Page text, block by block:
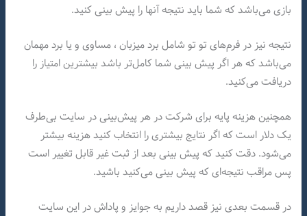
بازی می‌باشد که شما باید نتیجه آنها را پیش بینی کنید.
نتیجه نیز در فرم‌های تو تو شامل برد میزبان ، مساوی و یا برد مهمان
می‌باشد که هر اگر پیش بینی شما کامل‌تر باشد بیشترین امتیاز را
دریافت می‌کنید.
همچنین هزینه پایه برای شرکت در هر پیش‌بینی در سایت بی‌طرف
یک دلار است که اگر نتایج بیشتری را انتخاب کنید هزینه بیشتر
می‌شود. دقت کنید که پیش بینی بعد از ثبت غیر قابل تغییر است
پس مراقب نتیجه‌ای که پیش بینی می‌کنید باشید.
در قسمت بعدی نیز قصد داریم به جوایز و پاداش در این سایت